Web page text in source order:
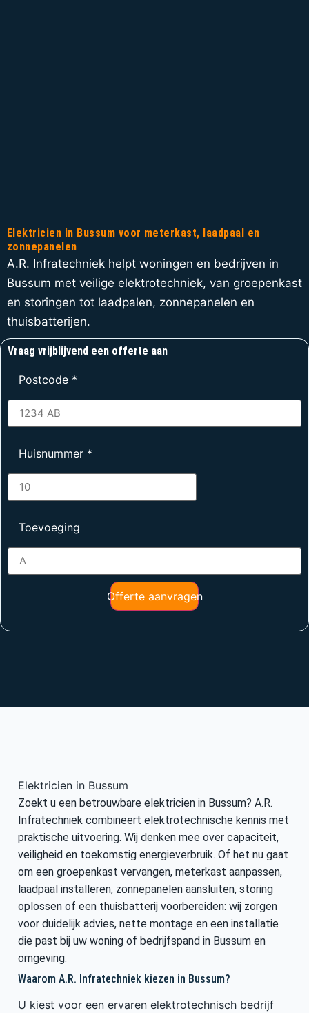
Elektricien in Bussum voor meterkast, laadpaal en
zonnepanelen
A.R. Infratechniek helpt woningen en bedrijven in
Bussum met veilige elektrotechniek, van groepenkast
en storingen tot laadpalen, zonnepanelen en
thuisbatterijen.
Vraag vrijblijvend een offerte aan
Postcode *
Huisnummer *
Toevoeging
Offerte aanvragen
Elektricien in Bussum
Zoekt u een betrouwbare elektricien in Bussum? A.R.
Infratechniek combineert elektrotechnische kennis met
praktische uitvoering. Wij denken mee over capaciteit,
veiligheid en toekomstig energieverbruik. Of het nu gaat
om een groepenkast vervangen, meterkast aanpassen,
laadpaal installeren, zonnepanelen aansluiten, storing
oplossen of een thuisbatterij voorbereiden: wij zorgen
voor duidelijk advies, nette montage en een installatie
die past bij uw woning of bedrijfspand in Bussum en
omgeving.
Waarom A.R. Infratechniek kiezen in Bussum?
U kiest voor een ervaren elektrotechnisch bedrijf